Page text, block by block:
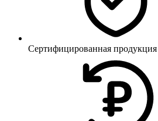
Сертифицированная продукция